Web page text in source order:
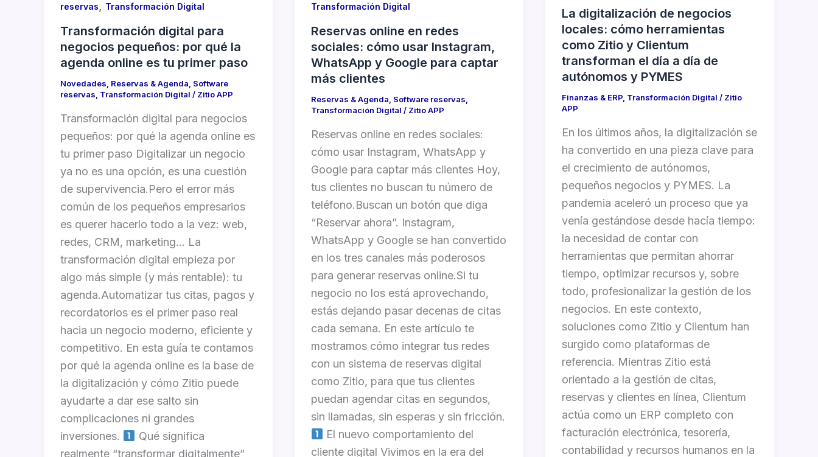
reservas
Transformación Digital
Transformación digital para
negocios pequeños: por qué la
agenda online es tu primer paso
Novedades Reservas & Agenda Software
reservas Transformación Digital / Zitio APP
Transformación digital para negocios
pequeños: por qué la agenda online es
tu primer paso Digitalizar un negocio
ya no es una opción, es una cuestión
de supervivencia.Pero el error más
común de los pequeños empresarios
es querer hacerlo todo a la vez: web,
redes, CRM, marketing… La
transformación digital empieza por
algo más simple (y más rentable): tu
agenda.Automatizar tus citas, pagos y
recordatorios es el primer paso real
hacia un negocio moderno, eficiente y
competitivo. En esta guía te contamos
por qué la agenda online es la base de
la digitalización y cómo Zitio puede
ayudarte a dar ese salto sin
complicaciones ni grandes
inversiones.
Qué significa
realmente “transformar digitalmente”
Transformación Digital
Reservas online en redes
sociales: cómo usar Instagram,
WhatsApp y Google para captar
más clientes
Reservas & Agenda Software reservas
Transformación Digital / Zitio APP
Reservas online en redes sociales:
cómo usar Instagram, WhatsApp y
Google para captar más clientes Hoy,
tus clientes no buscan tu número de
teléfono.Buscan un botón que diga
“Reservar ahora”. Instagram,
WhatsApp y Google se han convertido
en los tres canales más poderosos
para generar reservas online.Si tu
negocio no los está aprovechando,
estás dejando pasar decenas de citas
cada semana. En este artículo te
mostramos cómo integrar tus redes
con un sistema de reservas digital
como Zitio, para que tus clientes
puedan agendar citas en segundos,
sin llamadas, sin esperas y sin fricción.
El nuevo comportamiento del
cliente digital Vivimos en la era del
La digitalización de negocios
locales: cómo herramientas
como Zitio y Clientum
transforman el día a día de
autónomos y PYMES
Finanzas & ERP, Transformación Digital / Zitio
APP
En los últimos años, la digitalización se
ha convertido en una pieza clave para
el crecimiento de autónomos,
pequeños negocios y PYMES. La
pandemia aceleró un proceso que ya
venía gestándose desde hacía tiempo:
la necesidad de contar con
herramientas que permitan ahorrar
tiempo, optimizar recursos y, sobre
todo, profesionalizar la gestión de los
negocios. En este contexto,
soluciones como Zitio y Clientum han
surgido como plataformas de
referencia. Mientras Zitio está
orientado a la gestión de citas,
reservas y clientes en línea, Clientum
actúa como un ERP completo con
facturación electrónica, tesorería,
contabilidad y recursos humanos en la